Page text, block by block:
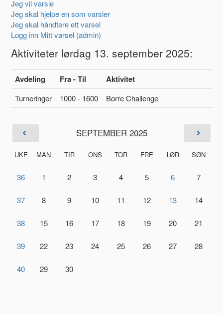
Jeg vil varsle
Jeg skal hjelpe en som varsler
Jeg skal håndtere ett varsel
Logg inn Mitt varsel (admin)
Aktiviteter lørdag 13. september 2025:
Avdeling Fra - Til Aktivitet
Turneringer 1000 - 1600 Borre Challenge
SEPTEMBER 2025
UKE MAN TIR ONS TOR FRE LØR SØN
36 1 2 3 4 5 6 7
37 8 9 10 11 12 13 14
38 15 16 17 18 19 20 21
39 22 23 24 25 26 27 28
40 29 30